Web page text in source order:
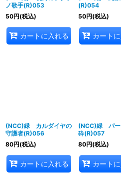
ノ歌手(R)053
50円(税込)
カートに入れる
(R)054
50円(税込)
カート
(NCC)緑 カルダイヤの
守護者(R)056
80円(税込)
カートに入れる
(NCC)緑 パー
砕(R)057
80円(税込)
カート